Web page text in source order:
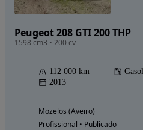
Peugeot 208 GTI 200 THP
1598 cm3 • 200 cv
112 000 km
2013
Mozelos (Aveiro)
Profissional • Publicado